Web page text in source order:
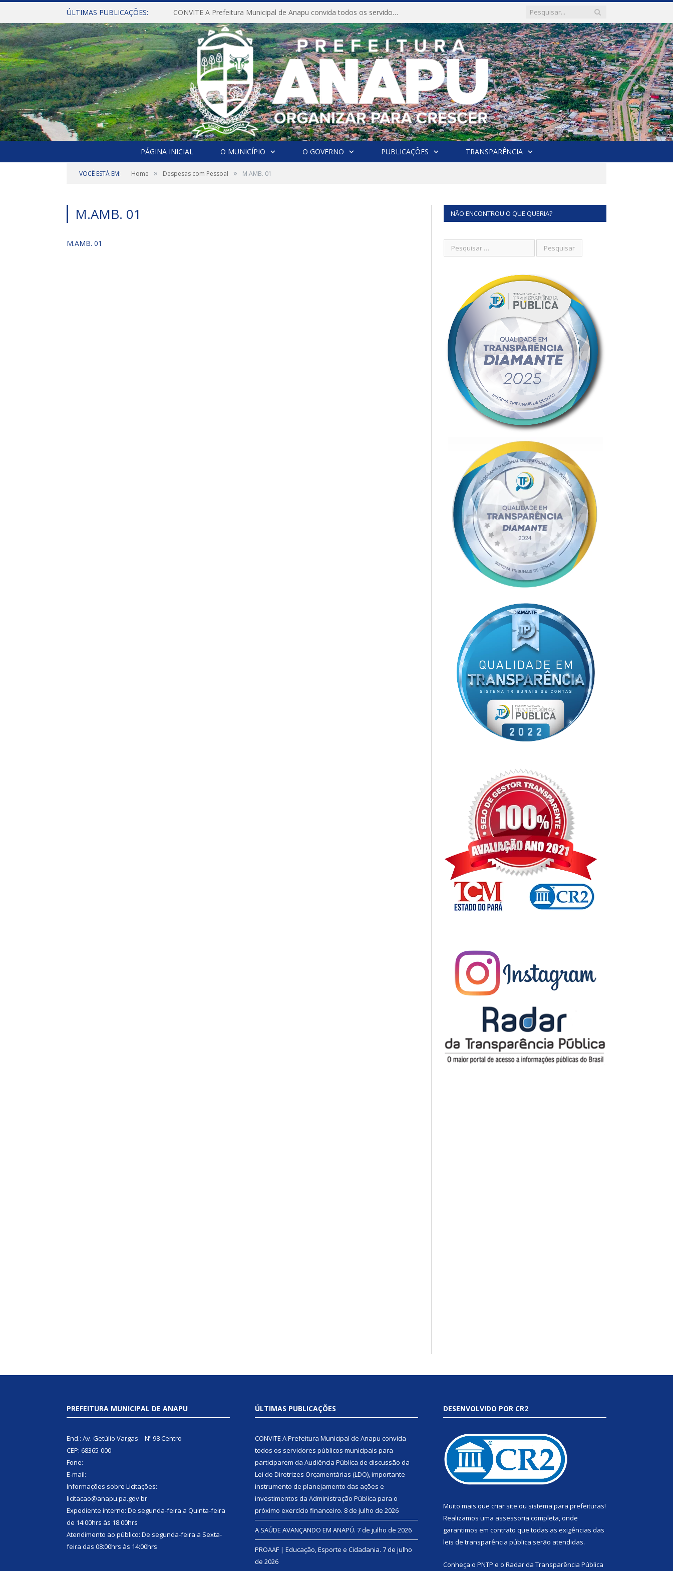
ÚLTIMAS PUBLICAÇÕES: CONVITE A Prefeitura Municipal de Anapu convida todos os servidores públicos municipais para participarem da Audiência Pública de discussão da Lei de Diretrizes Orçamentárias (LDO), importante instrumento de planejamento das ações e investimentos da Administração Pública para o próximo exercício financeiro.
PÁGINA INICIAL O MUNICÍPIO O GOVERNO PUBLICAÇÕES TRANSPARÊNCIA
VOCÊ ESTÁ EM: Home » Despesas com Pessoal » M.AMB. 01
M.AMB. 01
M.AMB. 01
NÃO ENCONTROU O QUE QUERIA?
PREFEITURA MUNICIPAL DE ANAPU
End.: Av. Getúlio Vargas – Nº 98 Centro
CEP: 68365-000
Fone:
E-mail:
Informações sobre Licitações:
licitacao@anapu.pa.gov.br
Expediente interno: De segunda-feira a Quinta-feira
de 14:00hrs às 18:00hrs
Atendimento ao público: De segunda-feira a Sexta-
feira das 08:00hrs às 14:00hrs
ÚLTIMAS PUBLICAÇÕES
CONVITE A Prefeitura Municipal de Anapu convida
todos os servidores públicos municipais para
participarem da Audiência Pública de discussão da
Lei de Diretrizes Orçamentárias (LDO), importante
instrumento de planejamento das ações e
investimentos da Administração Pública para o
próximo exercício financeiro. 8 de julho de 2026
A SAÚDE AVANÇANDO EM ANAPÚ. 7 de julho de 2026
PROAAF | Educação, Esporte e Cidadania. 7 de julho
de 2026
DESENVOLVIDO POR CR2
Muito mais que criar site ou sistema para prefeituras!
Realizamos uma assessoria completa, onde
garantimos em contrato que todas as exigências das
leis de transparência pública serão atendidas.
Conheça o PNTP e o Radar da Transparência Pública